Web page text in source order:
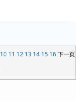
10 11 12 13 14 15 16下一页